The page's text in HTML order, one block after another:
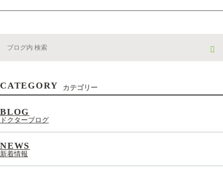
CATEGORY カテゴリー
BLOG
ドクターブログ
NEWS
新着情報